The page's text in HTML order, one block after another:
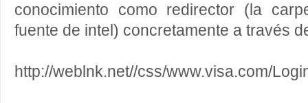
conocimiento como redirector (la
fuente de intel) concretamente a través
http://weblnk.net//css/www.visa.com/